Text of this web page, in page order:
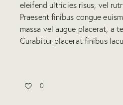
eleifend ultricies risus, vel
Praesent finibus congue
massa vel augue placerat, a
Curabitur placerat finibus
0